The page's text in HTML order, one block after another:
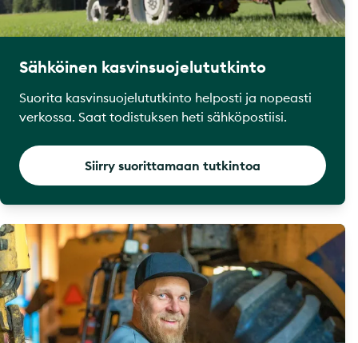
Sähköinen kasvinsuojelututkinto
Suorita kasvinsuojelututkinto helposti ja nopeasti
verkossa. Saat todistuksen heti sähköpostiisi.
Siirry suorittamaan tutkintoa